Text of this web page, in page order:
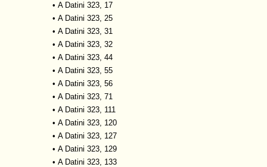
• A Datini 323, 17
• A Datini 323, 25
• A Datini 323, 31
• A Datini 323, 32
• A Datini 323, 44
• A Datini 323, 55
• A Datini 323, 56
• A Datini 323, 71
• A Datini 323, 111
• A Datini 323, 120
• A Datini 323, 127
• A Datini 323, 129
• A Datini 323, 133